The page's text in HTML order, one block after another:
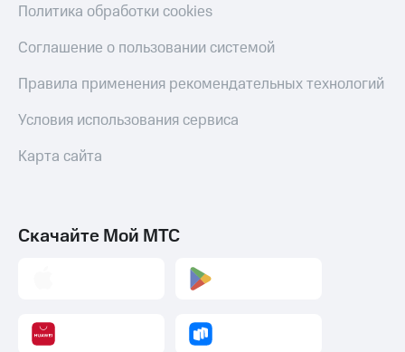
Политика обработки cookies
Соглашение о пользовании системой
Правила применения рекомендательных технологий
Условия использования сервиса
Карта сайта
Скачайте Мой МТС